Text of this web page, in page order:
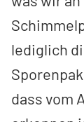
lediglich
dass vom